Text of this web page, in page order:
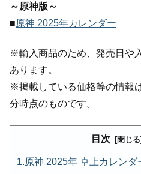
～原神版～
■原神 2025年カレンダー
※輸入商品のため、発売日や
あります。
※掲載している価格等の情報
分時点のものです。
目次
原神 2025年 卓上カレンダ